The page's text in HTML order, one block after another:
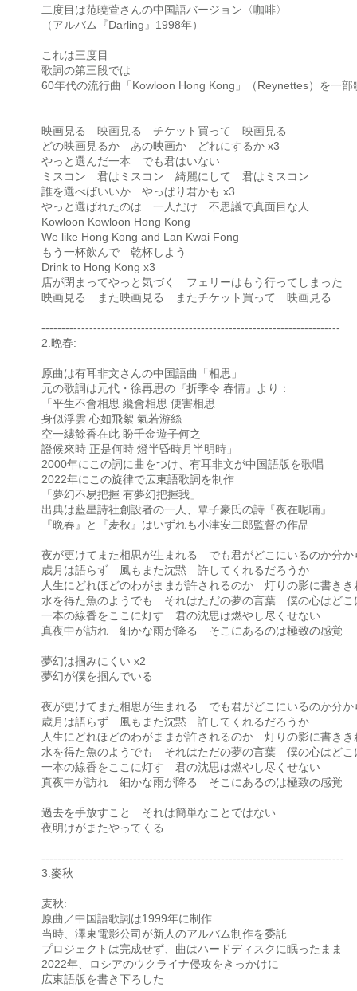
二度目は范曉萱さんの中国語バージョン〈咖啡〉
（アルバム『Darling』1998年）
これは三度目
歌詞の第三段では
60年代の流行曲「Kowloon Hong Kong」（Reynettes）を一部
映画見る 映画見る チケット買って 映画見る
どの映画見るか あの映画か どれにするか x3
やっと選んだ一本 でも君はいない
ミスコン 君はミスコン 綺麗にして 君はミスコン
誰を選べばいいか やっぱり君かも x3
やっと選ばれたのは 一人だけ 不思議で真面目な人
Kowloon Kowloon Hong Kong
We like Hong Kong and Lan Kwai Fong
もう一杯飲んで 乾杯しよう
Drink to Hong Kong x3
店が閉まってやっと気づく フェリーはもう行ってしまった
映画見る また映画見る またチケット買って 映画見る
---------------------------------------------------------------------------
2.晩春:
原曲は有耳非文さんの中国語曲「相思」
元の歌詞は元代・徐再思の『折季令 春情』より：
「平生不會相思 纔會相思 便害相思
身似浮雲 心如飛絮 氣若游絲
空一縷餘香在此 盼千金遊子何之
證候來時 正是何時 燈半昏時月半明時」
2000年にこの詞に曲をつけ、有耳非文が中国語版を歌唱
2022年にこの旋律で広東語歌詞を制作
「夢幻不易把握 有夢幻把握我」
出典は藍星詩社創設者の一人、覃子豪氏の詩『夜在呢喃』
『晩春』と『麦秋』はいずれも小津安二郎監督の作品
夜が更けてまた相思が生まれる でも君がどこにいるのか分か
歳月は語らず 風もまた沈黙 許してくれるだろうか
人生にどれほどのわがままが許されるのか 灯りの影に書きき
水を得た魚のようでも それはただの夢の言葉 僕の心はどこ
一本の線香をここに灯す 君の沈思は燃やし尽くせない
真夜中が訪れ 細かな雨が降る そこにあるのは極致の感覚
夢幻は掴みにくい x2
夢幻が僕を掴んでいる
夜が更けてまた相思が生まれる でも君がどこにいるのか分か
歳月は語らず 風もまた沈黙 許してくれるだろうか
人生にどれほどのわがままが許されるのか 灯りの影に書きき
水を得た魚のようでも それはただの夢の言葉 僕の心はどこ
一本の線香をここに灯す 君の沈思は燃やし尽くせない
真夜中が訪れ 細かな雨が降る そこにあるのは極致の感覚
過去を手放すこと それは簡単なことではない
夜明けがまたやってくる
----------------------------------------------------------------------------
3.麥秋
麦秋:
原曲／中国語歌詞は1999年に制作
当時、澤東電影公司が新人のアルバム制作を委託
プロジェクトは完成せず、曲はハードディスクに眠ったまま
2022年、ロシアのウクライナ侵攻をきっかけに
広東語版を書き下ろした